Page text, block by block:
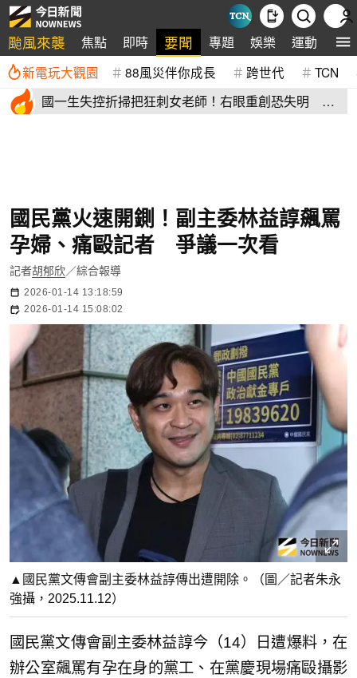
颱風來襲 焦點 即時 要聞 專題 娛樂 運動 全
新電玩大觀園 88風災伴你成長 跨世代 TCN
國一生失控折掃把狂刺女老師！右眼重創恐失明 全
國民黨火速開鍘！副主委林益諄飆罵
孕婦、痛毆記者 爭議一次看
記者胡郁欣／綜合報導
2026-01-14 13:18:59
2026-01-14 15:08:02
▲國民黨文傳會副主委林益諄傳出遭開除。（圖／記者朱永
強攝，2025.11.12）
國民黨文傳會副主委林益諄今（14）日遭爆料，在
辦公室飆罵有孕在身的黨工、在黨慶現場痛毆攝影